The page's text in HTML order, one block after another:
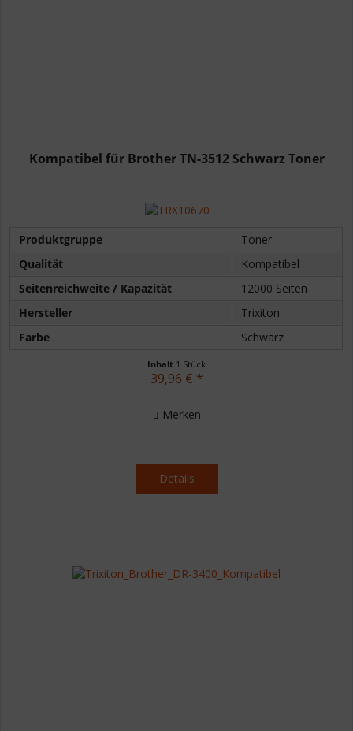
Kompatibel für Brother TN-3512 Schwarz Toner
Produktgruppe
Toner
Qualität
Kompatibel
Seitenreichweite / Kapazität
12000 Seiten
Hersteller
Trixiton
Farbe
Schwarz
Inhalt 1 Stück
39,96 € *
Merken
Details